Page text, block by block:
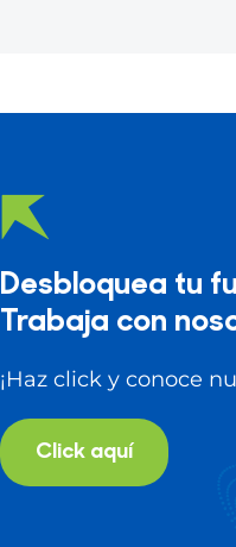
Desbloquea tu
Trabaja con
¡Haz click y conoce
Click aquí